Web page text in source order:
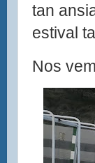
tan
estival
Nos